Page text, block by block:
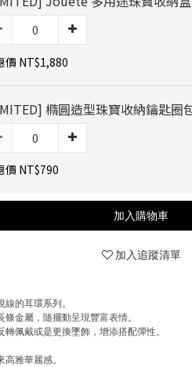
價 NT$1,880
橢圓造型珠寶收納鑰匙圈
價 NT$790
加入購物車
加入追蹤清單
的耳環系列。
金屬，隨擺動呈現豐富表情。
佩戴或是更換墜飾，增添搭配彈性。
雅華麗感。